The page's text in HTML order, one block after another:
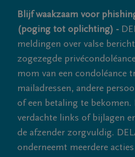
Blijf waakzaam voor
(poging tot oplichting) -
meldingen over valse
zogezegde
mom van een condoléance
mailadressen, andere
of een betaling te bekomen.
verdachte links of bijlagen
de afzender zorgvuldig.
onderneemt meerdere